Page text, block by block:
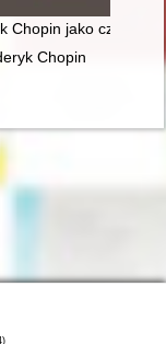
jakiego nie
Chopin jako człowiek
Chopin
na obczyźnie